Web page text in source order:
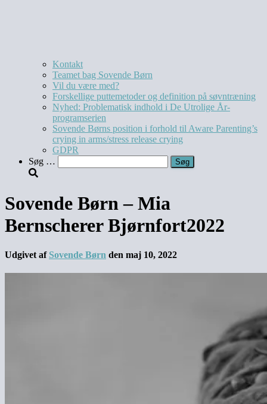
Kontakt
Teamet bag Sovende Børn
Vil du være med?
Forskellige puttemetoder og definition på søvntræning
Nyhed: Problematisk indhold i De Utrolige År-
programserien
Sovende Børns position i forhold til Aware Parenting’s
crying in arms/stress release crying
GDPR
Søg
efter:
Søg …
Sovende Børn – Mia
Bernscherer Bjørnfort2022
Udgivet af Sovende Børn den maj 10, 2022